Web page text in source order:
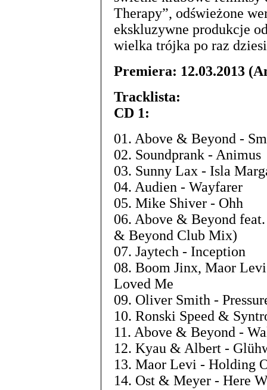
Therapy”, odświeżone
ekskluzywne produkcje
wielka trójka po raz
Premiera: 12.03.2013
Tracklista:
CD 1:
01. Above & Beyond -
02. Soundprank - Animus
03. Sunny Lax - Isla
04. Audien - Wayfarer
05. Mike Shiver - Ohh
06. Above & Beyond
& Beyond Club Mix)
07. Jaytech - Inception
08. Boom Jinx, Maor
Loved Me
09. Oliver Smith -
10. Ronski Speed &
11. Above & Beyond -
12. Kyau & Albert -
13. Maor Levi - Holding
14. Ost & Meyer - Here